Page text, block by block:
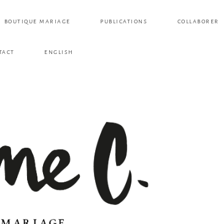
BOUTIQUE MARIAGE PUBLICATIONS COLLABORER
ENGLISH